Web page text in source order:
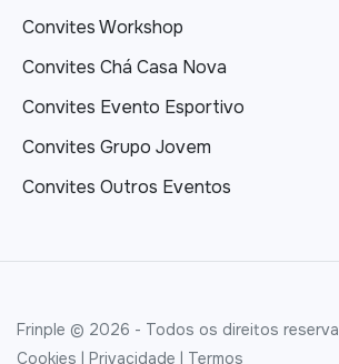
Convites Workshop
Convites Chá Casa Nova
Convites Evento Esportivo
Convites Grupo Jovem
Convites Outros Eventos
Frinple © 2026 - Todos os direitos
Cookies | Privacidade | Termos